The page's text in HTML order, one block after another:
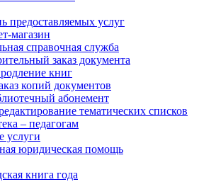
предоставляемых услуг
магазин
справочная служба
заказ документа
книг
копий документов
абонемент
тематических списков
– педагогам
услуги
юридическая помощь
книга года